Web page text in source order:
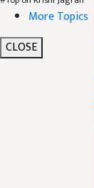
More Topics
CLOSE